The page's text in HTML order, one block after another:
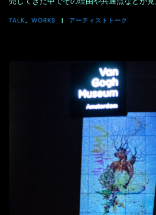
TALK、 WORKS アーティストトーク